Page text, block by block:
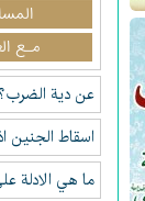
مـع
عن دية
اسقاط الجنين
ما هي الادلة